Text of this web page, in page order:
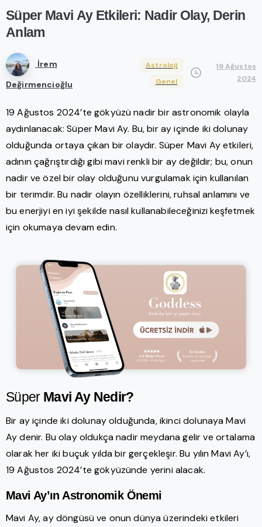
Süper Mavi Ay Etkileri: Nadir Olay, Derin
Anlam
İrem
Değirmencioğlu
Astroloji
Genel
19 Ağustos
2024
19 Ağustos 2024’te gökyüzü nadir bir astronomik olayla
aydınlanacak: Süper Mavi Ay. Bu, bir ay içinde iki dolunay
olduğunda ortaya çıkan bir olaydır. Süper Mavi Ay etkileri,
adının çağrıştırdığı gibi mavi renkli bir ay değildir; bu, onun
nadir ve özel bir olay olduğunu vurgulamak için kullanılan
bir terimdir. Bu nadir olayın özelliklerini, ruhsal anlamını ve
bu enerjiyi en iyi şekilde nasıl kullanabileceğinizi keşfetmek
için okumaya devam edin.
Süper Mavi Ay Nedir?
Bir ay içinde iki dolunay olduğunda, ikinci dolunaya Mavi
Ay denir. Bu olay oldukça nadir meydana gelir ve ortalama
olarak her iki buçuk yılda bir gerçekleşir. Bu yılın Mavi Ay’ı,
19 Ağustos 2024’te gökyüzünde yerini alacak.
Mavi Ay’ın Astronomik Önemi
Mavi Ay, ay döngüsü ve onun dünya üzerindeki etkileri